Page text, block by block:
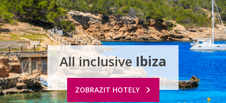
All inclusive Ibiza
ZOBRAZIT HOTELY